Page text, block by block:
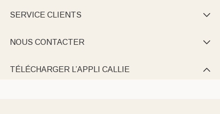
SERVICE CLIENTS 
NOUS CONTACTER 
TÉLÉCHARGER L’APPLI CALLIE 